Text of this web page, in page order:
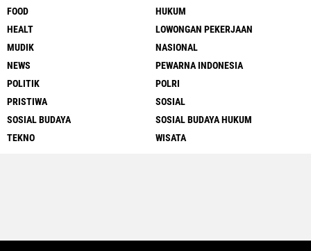
FOOD
HUKUM
HEALT
LOWONGAN PEKERJAAN
MUDIK
NASIONAL
NEWS
PEWARNA INDONESIA
POLITIK
POLRI
PRISTIWA
SOSIAL
SOSIAL BUDAYA
SOSIAL BUDAYA HUKUM
TEKNO
WISATA